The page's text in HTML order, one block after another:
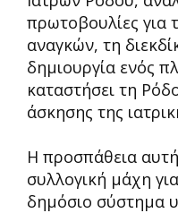
πρωτοβουλίες για
αναγκών, τη
δημιουργία ενός
καταστήσει τη
άσκησης της
Η προσπάθεια αυτή
συλλογική μάχη
δημόσιο σύστημα